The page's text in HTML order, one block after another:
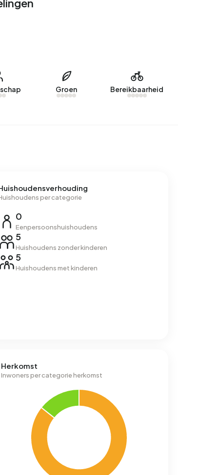
Groen Bereikbaarheid
per categorie
0
Eenpersoonshuishoudens
5
Huishoudens zonder kinderen
5
Huishoudens met kinderen
Herkomst
Inwoners per categorie herkomst